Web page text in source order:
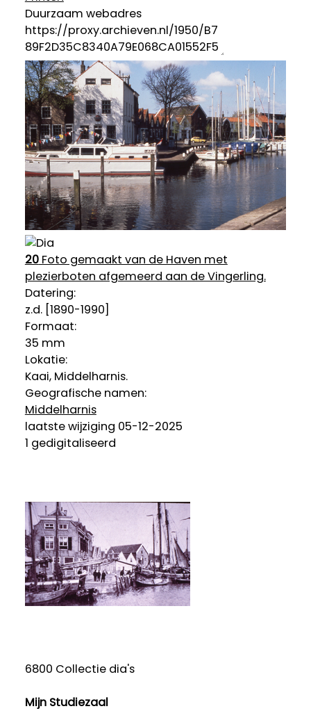
Duurzaam webadres
20Foto gemaakt van de Haven met
plezierboten afgemeerd aan de Vingerling.
Datering:
z.d. [1890-1990]
Formaat:
35 mm
Lokatie:
Kaai, Middelharnis.
Geografische namen:
Middelharnis
laatste wijziging 05-12-2025
1 gedigitaliseerd
6800 Collectie dia's
Mijn Studiezaal